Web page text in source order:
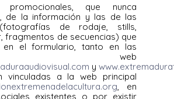
que nunca
de la información y las de las
de rodaje, stills,
fragmentos de secuencias) que
en el formulario, tanto en las
web
y
vinculadas a la web principal
, en
existentes o por existir